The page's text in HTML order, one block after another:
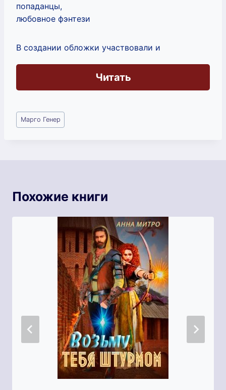
попаданцы,
любовное фэнтези
В создании обложки участвовали и
Читать
Метки
записи:
Марго Генер
Похожие книги